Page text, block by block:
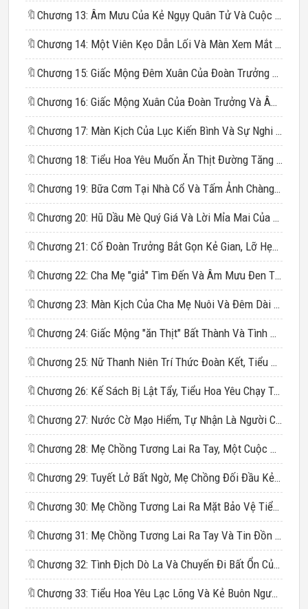
🔖 Chương 13: Âm Mưu Của Kẻ Ngụy Quân Tử Và Cuộc Gặp Gỡ Tình Cờ
🔖 Chương 14: Một Viên Kẹo Dẫn Lối Và Màn Xem Mắt Bất Đắc Dĩ Của Đoàn Trưởng Cố
🔖 Chương 15: Giấc Mộng Đêm Xuân Của Đoàn Trưởng Mặt Lạnh
🔖 Chương 16: Giấc Mộng Xuân Của Đoàn Trưởng Và Âm Mưu Trên Núi
🔖 Chương 17: Màn Kịch Của Lục Kiến Bình Và Sự Nghi Ngờ Của Cố Văn Sơn
🔖 Chương 18: Tiểu Hoa Yêu Muốn Ăn Thịt Đường Tăng Và Kế Hoạch "nước Chấm"
🔖 Chương 19: Bữa Cơm Tại Nhà Cổ Và Tấm Ảnh Chàng Quân Nhân Trẻ
🔖 Chương 20: Hũ Dầu Mè Quý Giá Và Lời Mỉa Mai Của Bí Thư Trâu
🔖 Chương 21: Cố Đoàn Trưởng Bắt Gọn Kẻ Gian, Lỡ Hẹn Với Giai Nhân
🔖 Chương 22: Cha Mẹ "giả" Tìm Đến Và Âm Mưu Đen Tối
🔖 Chương 23: Màn Kịch Của Cha Mẹ Nuôi Và Đêm Dài Tại Khu Thanh Niên Trí Thức
🔖 Chương 24: Giấc Mộng "ăn Thịt" Bất Thành Và Tình Đoàn Kết Của Các Cô Gái
🔖 Chương 25: Nữ Thanh Niên Trí Thức Đoàn Kết, Tiểu Hoa Yêu Vạch Trần Âm Mưu
🔖 Chương 26: Kế Sách Bị Lật Tẩy, Tiểu Hoa Yêu Chạy Trốn Cầu Cứu
🔖 Chương 27: Nước Cờ Mạo Hiểm, Tự Nhận Là Người Của Đoàn Trưởng Cố
🔖 Chương 28: Mẹ Chồng Tương Lai Ra Tay, Một Cuộc Điện Thoại Định Càn Khôn
🔖 Chương 29: Tuyết Lở Bất Ngờ, Mẹ Chồng Đối Đầu Kẻ Xấu
🔖 Chương 30: Mẹ Chồng Tương Lai Ra Mặt Bảo Vệ Tiểu Hoa Yêu
🔖 Chương 31: Mẹ Chồng Tương Lai Ra Tay Và Tin Đồn Tình Ái
🔖 Chương 32: Tình Địch Dò La Và Chuyến Đi Bất Ổn Của Tiểu Hoa Yêu
🔖 Chương 33: Tiểu Hoa Yêu Lạc Lõng Và Kẻ Buôn Người Xui Xẻo